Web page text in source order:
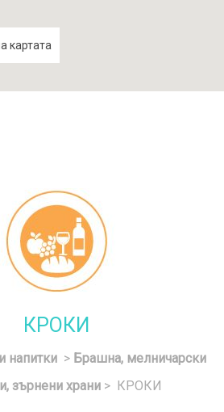
картата
КРОКИ
напитки > Брашна, мелничарски
зърнени храни > КРОКИ